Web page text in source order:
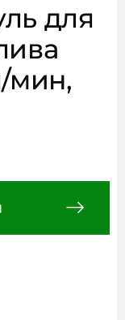
для
мин,